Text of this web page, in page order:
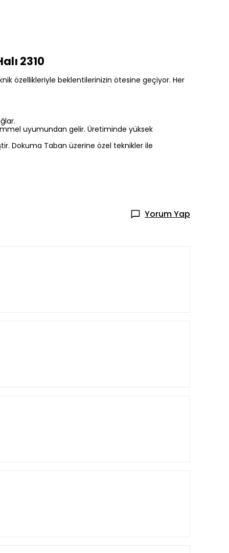
2310
özellikleriyle beklentilerinizin ötesine geçiyor. Her
uyumundan gelir. Üretiminde yüksek
Dokuma Taban üzerine özel teknikler ile
Yorum Yap